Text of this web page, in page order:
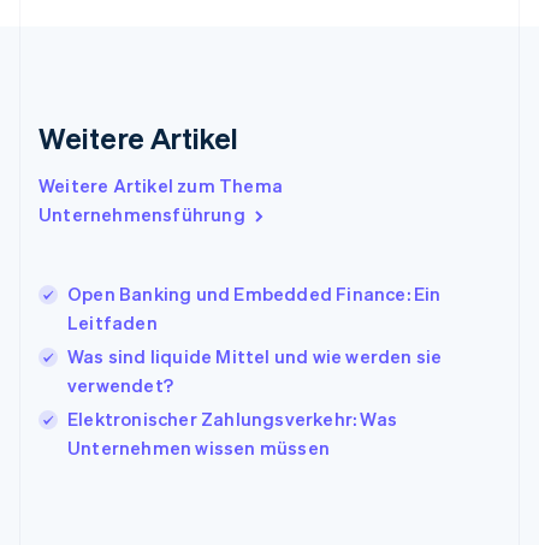
Weitere Artikel
Weitere Artikel zum Thema
Unternehmensführung
Open Banking und Embedded Finance: Ein
Leitfaden
Was sind liquide Mittel und wie werden sie
verwendet?
Elektronischer Zahlungsverkehr: Was
Unternehmen wissen müssen
English
Italien
Italiano English
Japan
日本語 English
Kroatien
EnglishItaliano
Lettland
Liechtenstein
DeutschEnglish
Litauen